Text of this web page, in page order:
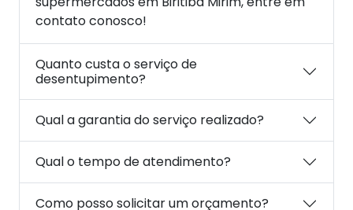
contato conosco!
Quanto custa o serviço de
desentupimento?
Qual a garantia do serviço realizado?
Qual o tempo de atendimento?
Como posso solicitar um orçamento?